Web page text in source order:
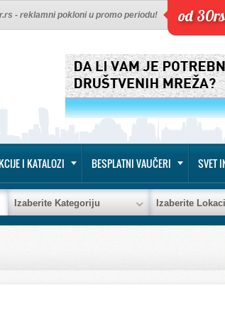
od
- reklamni pokloni u promo periodu!
I KATALOZI BESPLATNI VAUČERI SVET
Izaberite Kategoriju Izaberite